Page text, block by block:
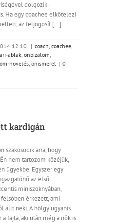
dolgozik -
Ha egy coachee elkötelezi
az feljogosít [...]
| coach, coachee,
ablak, önbizalom,
növelés, önismeret | 0
kardigán
szakosodik arra, hogy
nem tartozom közéjük,
ügyekbe. Egyszer egy
az első
miniszoknyában,
érkezett, ami
állt neki. A hölgy ugyanis
fajta, aki után még a nők is